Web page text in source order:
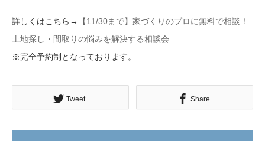
詳しくはこちら→
【11/30まで】家づくりのプロに無料で相談！
土地探し・間取りの悩みを解決する相談会
※完全予約制となっております。
Tweet Share